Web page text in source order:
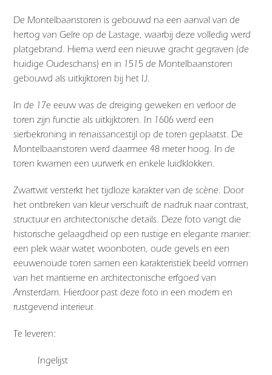
De Montelbaanstoren is gebouwd na een aanval van de
hertog van Gelre op de Lastage, waarbij deze volledig werd
platgebrand. Hierna werd een nieuwe gracht gegraven (de
huidige Oudeschans) en in 1515 de Montelbaanstoren
gebouwd als uitkijktoren bij het IJ.
In de 17e eeuw was de dreiging geweken en verloor de
toren zijn functie als uitkijktoren. In 1606 werd een
sierbekroning in renaissancestijl op de toren geplaatst. De
Montelbaanstoren werd daarmee 48 meter hoog. In de
toren kwamen een uurwerk en enkele luidklokken.
Zwartwit versterkt het tijdloze karakter van de scène. Door
het ontbreken van kleur verschuift de nadruk naar contrast,
structuur en architectonische details. Deze foto vangt die
historische gelaagdheid op een rustige en elegante manier:
een plek waar water, woonboten, oude gevels en een
eeuwenoude toren samen een karakteristiek beeld vormen
van het maritieme en architectonische erfgoed van
Amsterdam. Hierdoor past deze foto in een modern en
rustgevend interieur.
Te leveren:
Ingelijst